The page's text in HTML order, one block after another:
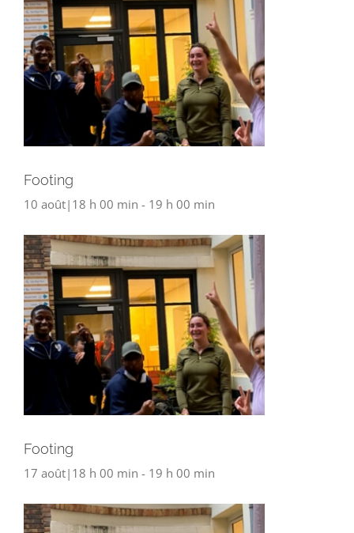
Footing
10 août|18 h 00 min - 19 h 00 min
Footing
17 août|18 h 00 min - 19 h 00 min